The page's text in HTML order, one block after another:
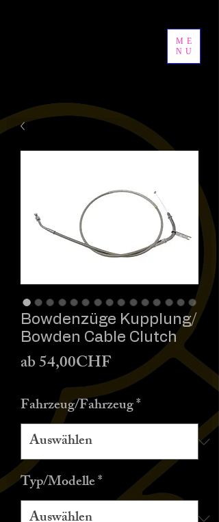
ME
NU
Bowdenzüge Kupplung/
Bowden Cable Clutch
ab54,00CHFSale-
Preis
Fahrzeug/Fahrzeug*
Typ/Modelle*